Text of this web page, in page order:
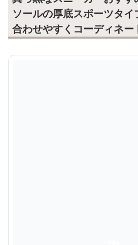
ソールの厚底スポーツタイ
合わせやすくコーディネー